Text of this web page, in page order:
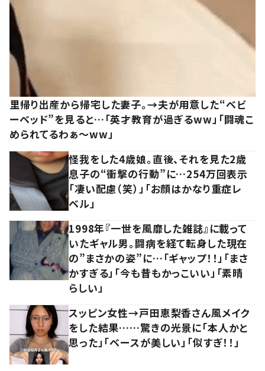
里帰り出産から帰宅した妻子。→夫が用意した“ベビ
ーベッド”を見ると…「英才教育が過ぎるww」「闘魂こ
められてるわぁ～ww」
怪我をした4歳娘。直後、それを見た2歳
息子の“衝撃の行動”に…254万回表示
「凄い配慮（笑）」「お顔はかなり重症レ
ベル」
1998年『一世を風靡した雑誌』に載って
いたギャル男。闘病を経て転身した現在
の”まさかの姿”に…「ギャップ！！」「まさ
かすぎる」「今も昔もかっこいい」「素晴
らしい」
スッピン女性→戸田恵梨香さん風メイク
をした結果……驚きの光景に「本人かと
思った」「ベースが美しい」「似すぎ！！」